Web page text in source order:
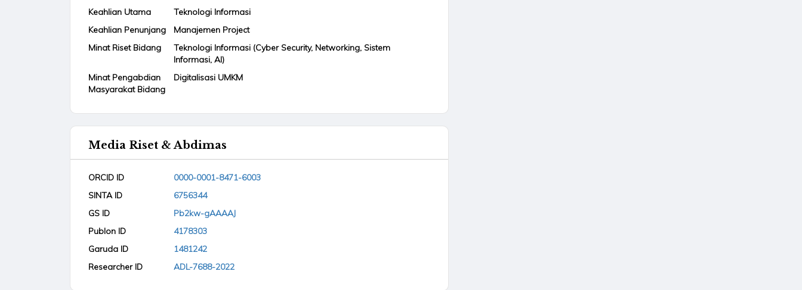
Keahlian Utama
Teknologi Informasi
Keahlian Penunjang
Manajemen Project
Minat Riset Bidang
Teknologi Informasi (Cyber Security, Networking, Sistem
Informasi, AI)
Minat Pengabdian
Masyarakat Bidang
Digitalisasi UMKM
Media Riset & Abdimas
ORCID ID
0000-0001-8471-6003
SINTA ID
6756344
GS ID
Pb2kw-gAAAAJ
Publon ID
4178303
Garuda ID
1481242
Researcher ID
ADL-7688-2022